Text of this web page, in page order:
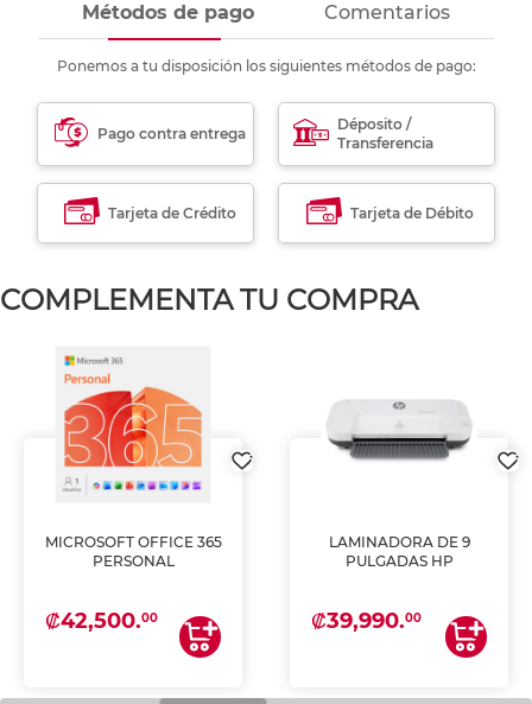
Métodos de pago Comentarios
Ponemos a tu disposición los siguientes métodos de pago:
Pago contra entrega
Déposito /
Transferencia
Tarjeta de Crédito Tarjeta de Débito
COMPLEMENTA TU COMPRA
MICROSOFT OFFICE 365
PERSONAL
₡42,500.00
LAMINADORA DE 9
PULGADAS HP
₡39,990.00